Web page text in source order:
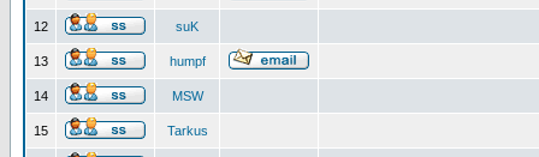
12 suK
13 humpf
14 MSW
15 Tarkus